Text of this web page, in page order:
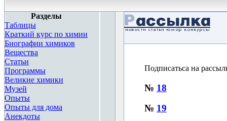
Разделы
Таблицы
Краткий курс по химии
Биографии химиков
Вещества
Статьи
Программы
Великие химики
Музей
Опыты
Опыты для дома
Анекдоты
Подписатьса на
№ 18
№ 19